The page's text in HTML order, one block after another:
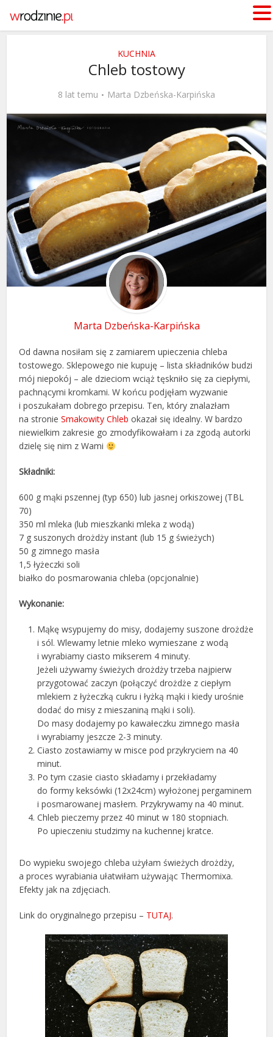
KUCHNIA
Chleb tostowy
8 lat temu Marta Dzbeńska-Karpińska
Marta Dzbeńska-Karpińska
Od dawna nosiłam się z zamiarem upieczenia chleba
tostowego. Sklepowego nie kupuję – lista składników budzi
mój niepokój – ale dzieciom wciąż tęskniło się za ciepłymi,
pachnącymi kromkami. W końcu podjęłam wyzwanie
i poszukałam dobrego przepisu. Ten, który znalazłam
na stronieSmakowity Chleb okazał się idealny. W bardzo
niewielkim zakresie go zmodyfikowałam i za zgodą autorki
dzielę się nim z Wami
Składniki:
600 g mąki pszennej (typ 650) lub jasnej orkiszowej (TBL
70)
350 ml mleka (lub mieszkanki mleka z wodą)
7 g suszonych drożdży instant (lub 15 g świeżych)
50 g zimnego masła
1,5 łyżeczki soli
białko do posmarowania chleba (opcjonalnie)
Wykonanie:
Mąkę wsypujemy do misy, dodajemy suszone drożdże
i sól. Wlewamy letnie mleko wymieszane z wodą
i wyrabiamy ciasto mikserem 4 minuty.
Jeżeli używamy świeżych drożdży trzeba najpierw
przygotować zaczyn (połączyć drożdże z ciepłym
mlekiem z łyżeczką cukru i łyżką mąki i kiedy urośnie
dodać do misy z mieszaniną mąki i soli).
Do masy dodajemy po kawałeczku zimnego masła
i wyrabiamy jeszcze 2-3 minuty.
Ciasto zostawiamy w misce pod przykryciem na 40
minut.
Po tym czasie ciasto składamy i przekładamy
do formy keksówki (12x24cm) wyłożonej pergaminem
i posmarowanej masłem. Przykrywamy na 40 minut.
Chleb pieczemy przez 40 minut w 180 stopniach.
Po upieczeniu studzimy na kuchennej kratce.
Do wypieku swojego chleba użyłam świeżych drożdży,
a proces wyrabiania ułatwiłam używając Thermomixa.
Efekty jak na zdjęciach.
Link do oryginalnego przepisu – TUTAJ.